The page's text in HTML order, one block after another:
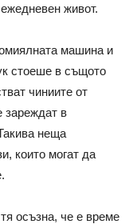
живот.
машина и
стоеше в същото
чиниите от
зареждат в
неща
които могат да
осъзна, че е време